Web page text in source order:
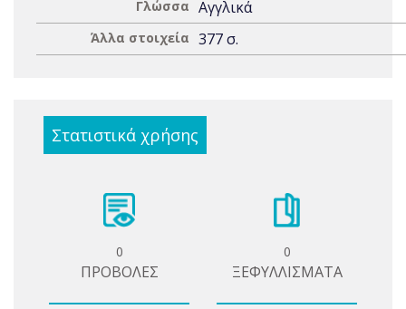
Γλώσσα Αγγλικά
Άλλα στοιχεία 377 σ.
Στατιστικά χρήσης
0
ΠΡΟΒΟΛΕΣ
0
ΞΕΦΥΛΛΙΣΜΑΤΑ